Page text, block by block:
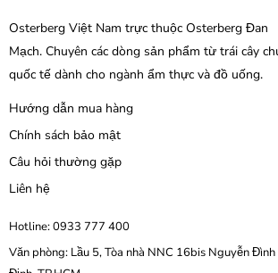
Osterberg Việt Nam trực thuộc Osterberg Đan
Mạch. Chuyên các dòng sản phẩm từ trái cây
quốc tế dành cho ngành ẩm thực và đồ uống.
Hướng dẫn mua hàng
Chính sách bảo mật
Câu hỏi thường gặp
Liên hệ
Hotline: 0933 777 400
Văn phòng: Lầu 5, Tòa nhà NNC 16bis Nguyễn